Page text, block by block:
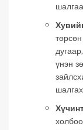
үнэн